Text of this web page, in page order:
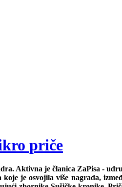
priče
Aktivna je članica ZaPisa -
je osvojila više nagrada,